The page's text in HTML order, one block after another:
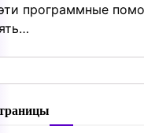
программные